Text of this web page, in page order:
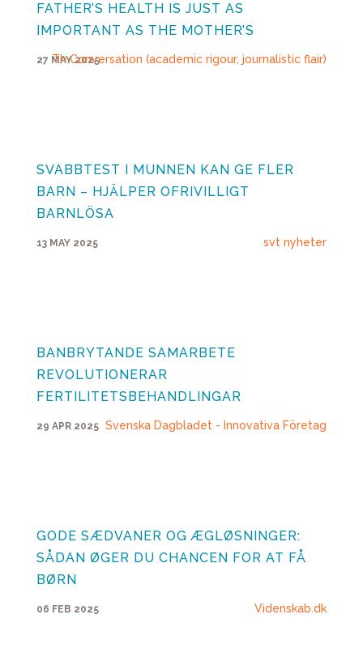
FATHER’S HEALTH IS JUST AS
IMPORTANT AS THE MOTHER’S
27 MAY 2025
Th Conversation (academic rigour, journalistic flair)
SVABBTEST I MUNNEN KAN GE FLER
BARN – HJÄLPER OFRIVILLIGT
BARNLÖSA
13 MAY 2025 svt nyheter
BANBRYTANDE SAMARBETE
REVOLUTIONERAR
FERTILITETSBEHANDLINGAR
29 APR 2025 Svenska Dagbladet - Innovativa Företag
GODE SÆDVANER OG ÆGLØSNINGER:
SÅDAN ØGER DU CHANCEN FOR AT FÅ
BØRN
06 FEB 2025 Videnskab.dk